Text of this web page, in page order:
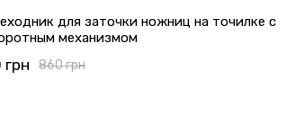
для заточки ножниц на точилке с
механизмом
860 грн
грн